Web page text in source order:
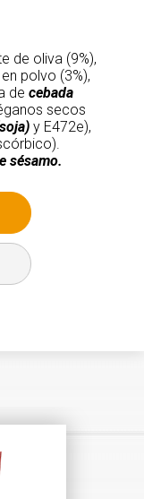
de oliva (9%),
polvo (3%),
de cebada
secos
y E472e),
sésamo.